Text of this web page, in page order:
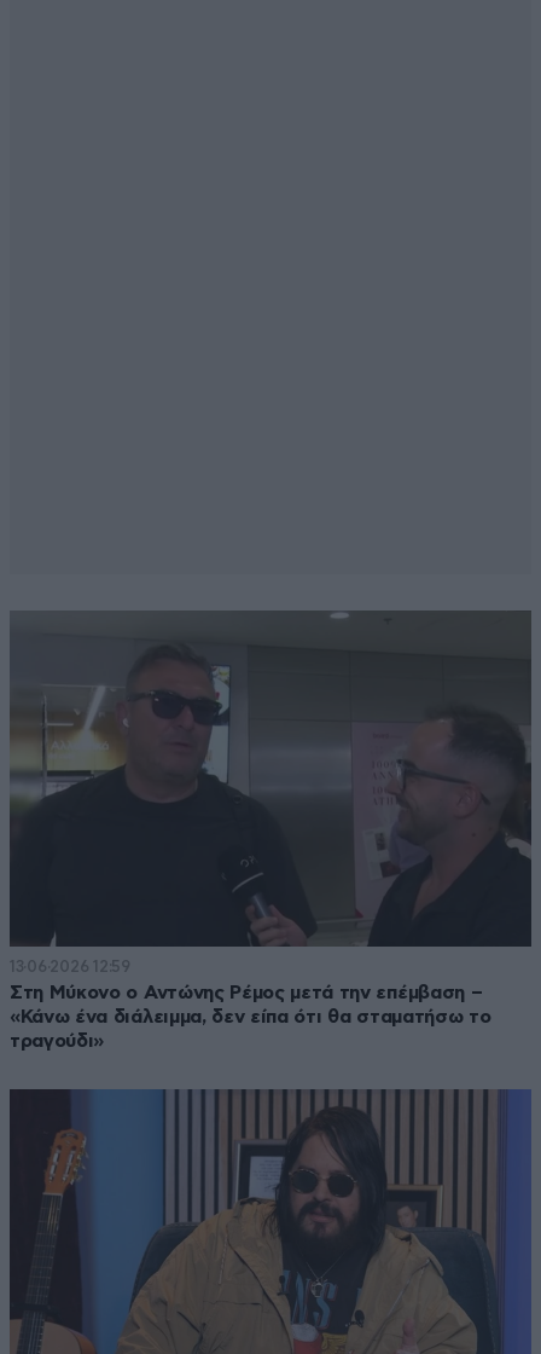
13·06·2026 12:59
Στη Μύκονο ο Αντώνης Ρέμος μετά την επέμβαση –
«Κάνω ένα διάλειμμα, δεν είπα ότι θα σταματήσω το
τραγούδι»